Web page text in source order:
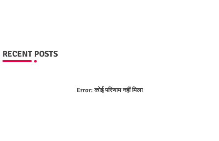
RECENT POSTS
Error:कोई परिणाम नहीं मिला